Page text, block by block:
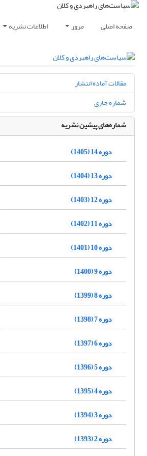
صفحه اصلی مرور اطلاعات نشریه
مقالات آماده انتشار
شماره جاری
شماره‌های پیشین نشریه
دوره 14 (1405)
دوره 13 (1404)
دوره 12 (1403)
دوره 11 (1402)
دوره 10 (1401)
دوره 9 (1400)
دوره 8 (1399)
دوره 7 (1398)
دوره 6 (1397)
دوره 5 (1396)
دوره 4 (1395)
دوره 3 (1394)
دوره 2 (1393)